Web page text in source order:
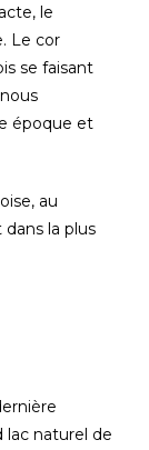
le
Le cor
se faisant
époque et
au
dans la plus
lac naturel de